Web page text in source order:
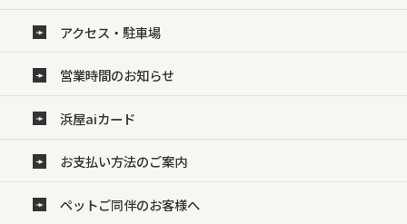
アクセス・駐車場
営業時間のお知らせ
浜屋aiカード
お支払い方法のご案内
ペットご同伴のお客様へ